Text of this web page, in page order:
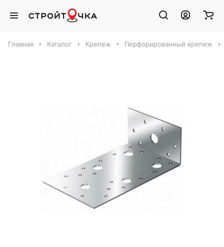
Главная Каталог Крепеж Перфорированный крепеж